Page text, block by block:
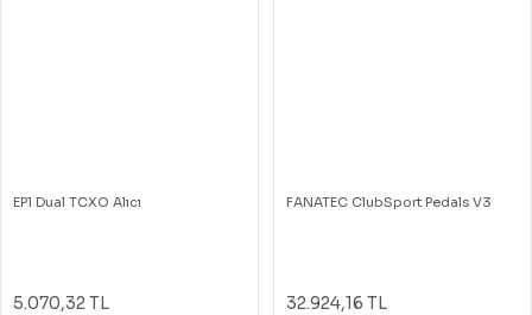
EP1 Dual TCXO Alıcı
5.070,32 TL
FANATEC ClubSport Pedals V3
32.924,16 TL